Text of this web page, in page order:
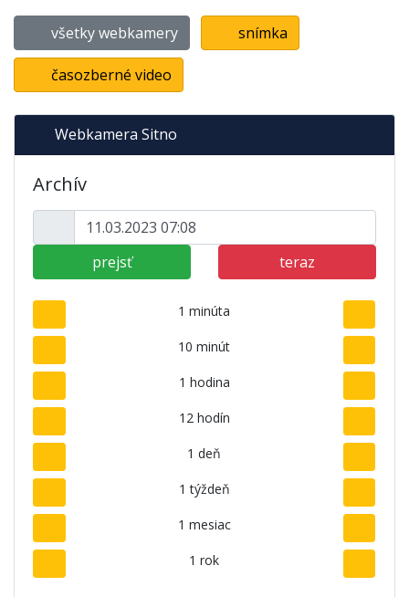
všetky webkamery snímka
časozberné video
Webkamera Sitno
Archív
prejsť teraz
1 minúta
10 minút
1 hodina
12 hodín
1 deň
1 týždeň
1 mesiac
1 rok